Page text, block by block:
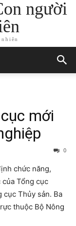
người
mới
0
chức năng,
Tổng cục
cục Thủy sản. Ba
thuộc Bộ Nông